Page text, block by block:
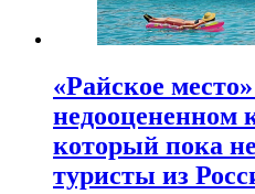
«Райское
недооцененном
который пока
туристы из